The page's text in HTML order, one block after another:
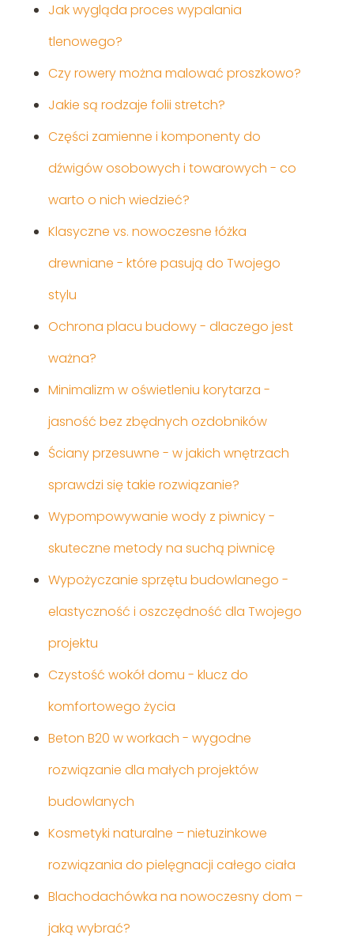
Jak wygląda proces wypalania
tlenowego?
Czy rowery można malować proszkowo?
Jakie są rodzaje folii stretch?
Części zamienne i komponenty do
dźwigów osobowych i towarowych - co
warto o nich wiedzieć?
Klasyczne vs. nowoczesne łóżka
drewniane - które pasują do Twojego
stylu
Ochrona placu budowy - dlaczego jest
ważna?
Minimalizm w oświetleniu korytarza -
jasność bez zbędnych ozdobników
Ściany przesuwne - w jakich wnętrzach
sprawdzi się takie rozwiązanie?
Wypompowywanie wody z piwnicy -
skuteczne metody na suchą piwnicę
Wypożyczanie sprzętu budowlanego -
elastyczność i oszczędność dla Twojego
projektu
Czystość wokół domu - klucz do
komfortowego życia
Beton B20 w workach - wygodne
rozwiązanie dla małych projektów
budowlanych
Kosmetyki naturalne – nietuzinkowe
rozwiązania do pielęgnacji całego ciała
Blachodachówka na nowoczesny dom –
jaką wybrać?